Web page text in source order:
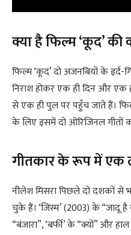
क्या है फिल्म ‘कूद’ की
फिल्म ‘कूद’ दो अजनबियों के इर्द-
निराश होकर एक ही दिन और
से एक ही पुल पर पहुँच जाते हैं।
के लिए इसमें दो ओरिजिनल गीतों
गीतकार के रूप में एक
नीलेश मिसरा पिछले दो दशकों से
चुके हैं। ‘जिस्म’ (2003) के “जादू
“बंजारा”, ‘बर्फी’ के “क्यों” और